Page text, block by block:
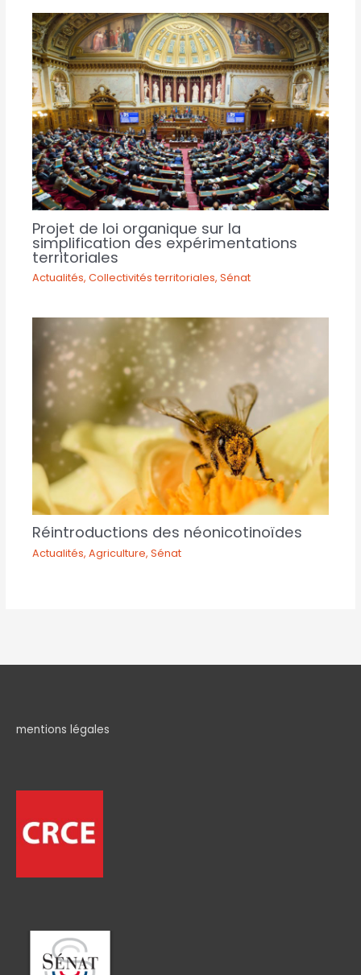
Projet de loi organique sur la
simplification des expérimentations
territoriales
Actualités,Collectivités territoriales,Sénat
Réintroductions des néonicotinoïdes
Actualités,Agriculture,Sénat
mentions légales